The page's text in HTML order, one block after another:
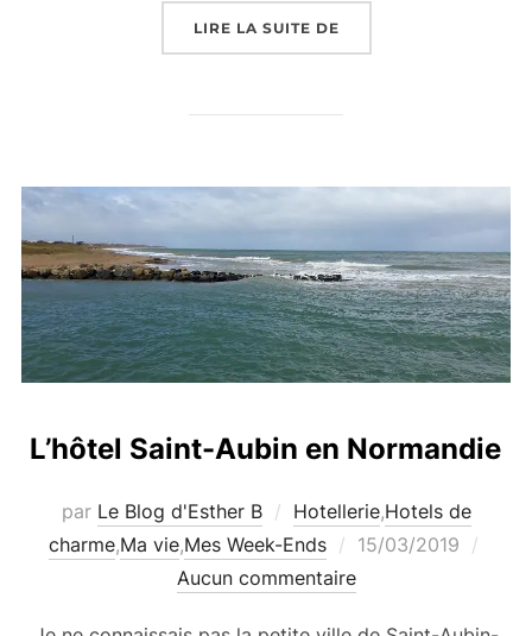
LIRE LA SUITE DE« MA RECONVERSION
L’hôtel Saint-Aubin en Normandie
par Le Blog d'Esther B Hotellerie,Hotels de
charme,Ma vie,Mes Week-Ends
Publié
le
15/03/2019
Aucun commentaire